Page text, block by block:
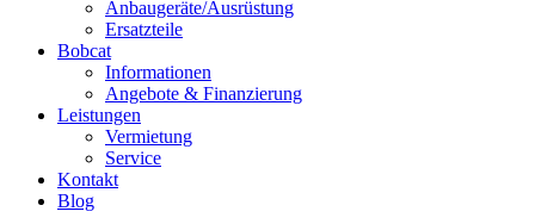
Anbaugeräte/Ausrüstung
Ersatzteile
Bobcat
Informationen
Angebote & Finanzierung
Leistungen
Vermietung
Service
Kontakt
Blog